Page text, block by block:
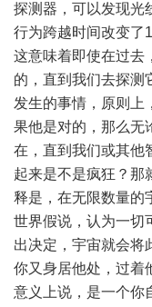
探测器，可以发现光
行为跨越时间改变了
这意味着即使在过去
的，直到我们去探测
发生的事情，原则上
果他是对的，那么无
在，直到我们或其他
起来是不是疯狂？那
释是，在无限数量的
世界假说，认为一切
出决定，宇宙就会将
你又身居他处，过着
意义上说，是一个你